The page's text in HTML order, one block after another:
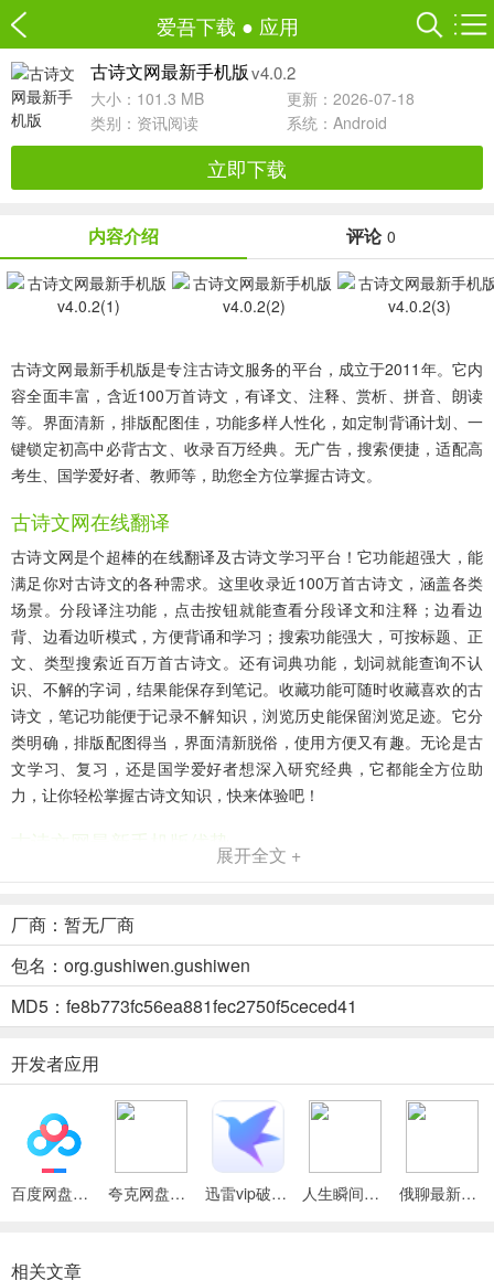
爱吾下载 ● 应用
古诗文网最新手机版 v4.0.2
大小：101.3 MB
更新：2026-07-18
类别： 资讯阅读 系统：Android
立即下载
内容介绍 评论 0
古诗文网最新手机版是专注古诗文服务的平台，成立于2011年。它内
容全面丰富，含近100万首诗文，有译文、注释、赏析、拼音、朗读
等。界面清新，排版配图佳，功能多样人性化，如定制背诵计划、一
键锁定初高中必背古文、收录百万经典。无广告，搜索便捷，适配高
考生、国学爱好者、教师等，助您全方位掌握古诗文。
古诗文网在线翻译
古诗文网是个超棒的在线翻译及古诗文学习平台！它功能超强大，能
满足你对古诗文的各种需求。这里收录近100万首古诗文，涵盖各类
场景。分段译注功能，点击按钮就能查看分段译文和注释；边看边
背、边看边听模式，方便背诵和学习；搜索功能强大，可按标题、正
文、类型搜索近百万首古诗文。还有词典功能，划词就能查询不认
识、不解的字词，结果能保存到笔记。收藏功能可随时收藏喜欢的古
诗文，笔记功能便于记录不解知识，浏览历史能保留浏览足迹。它分
类明确，排版配图得当，界面清新脱俗，使用方便又有趣。无论是古
文学习、复习，还是国学爱好者想深入研究经典，它都能全方位助
力，让你轻松掌握古诗文知识，快来体验吧！
古诗文网最新手机版优势
2. 功能多样：分段译注、搜索、词典、收藏、笔记等功能，助力古诗
文学习。
3. 界面简洁：无广告，内容一目了然，阅读体验轻松自在，各功能操
古诗文网最新手机版功能
1、搜索功能强大，能对近百万首古诗文进行标题、正文、类型搜索，
快速精准查找所需。
依需学习。
展开全文 +
厂商：暂无厂商
包名：org.gushiwen.gushiwen
MD5：fe8b773fc56ea881fec2750f5ceced41
开发者应用
百度网盘绿色免安装Pc电脑版 夸克网盘官方正式版 迅雷vip破解版永久会员2024版 人生瞬间最新手机版 俄聊最新手机版
相关文章